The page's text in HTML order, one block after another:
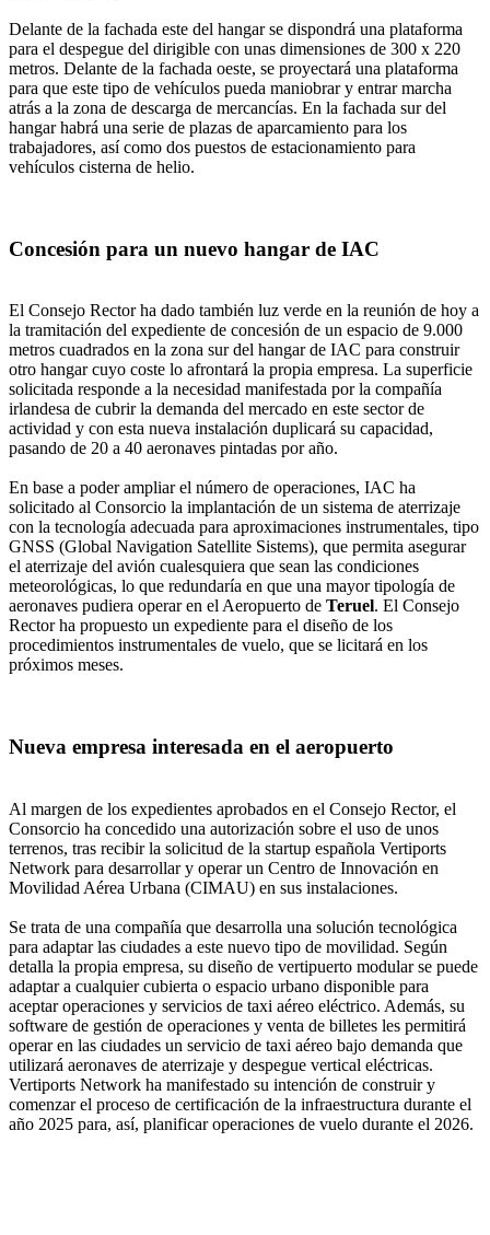
Delante de la fachada este del hangar se dispondrá una plataforma
para el despegue del dirigible con unas dimensiones de 300 x 220
metros. Delante de la fachada oeste, se proyectará una plataforma
para que este tipo de vehículos pueda maniobrar y entrar marcha
atrás a la zona de descarga de mercancías. En la fachada sur del
hangar habrá una serie de plazas de aparcamiento para los
trabajadores, así como dos puestos de estacionamiento para
vehículos cisterna de helio.
Concesión para un nuevo hangar de IAC
El Consejo Rector ha dado también luz verde en la reunión de hoy a
la tramitación del expediente de concesión de un espacio de 9.000
metros cuadrados en la zona sur del hangar de IAC para construir
otro hangar cuyo coste lo afrontará la propia empresa. La superficie
solicitada responde a la necesidad manifestada por la compañía
irlandesa de cubrir la demanda del mercado en este sector de
actividad y con esta nueva instalación duplicará su capacidad,
pasando de 20 a 40 aeronaves pintadas por año.
En base a poder ampliar el número de operaciones, IAC ha
solicitado al Consorcio la implantación de un sistema de aterrizaje
con la tecnología adecuada para aproximaciones instrumentales, tipo
GNSS (Global Navigation Satellite Sistems), que permita asegurar
el aterrizaje del avión cualesquiera que sean las condiciones
meteorológicas, lo que redundaría en que una mayor tipología de
aeronaves pudiera operar en el Aeropuerto de Teruel. El Consejo
Rector ha propuesto un expediente para el diseño de los
procedimientos instrumentales de vuelo, que se licitará en los
próximos meses.
Nueva empresa interesada en el aeropuerto
Al margen de los expedientes aprobados en el Consejo Rector, el
Consorcio ha concedido una autorización sobre el uso de unos
terrenos, tras recibir la solicitud de la startup española Vertiports
Network para desarrollar y operar un Centro de Innovación en
Movilidad Aérea Urbana (CIMAU) en sus instalaciones.
Se trata de una compañía que desarrolla una solución tecnológica
para adaptar las ciudades a este nuevo tipo de movilidad. Según
detalla la propia empresa, su diseño de vertipuerto modular se puede
adaptar a cualquier cubierta o espacio urbano disponible para
aceptar operaciones y servicios de taxi aéreo eléctrico. Además, su
software de gestión de operaciones y venta de billetes les permitirá
operar en las ciudades un servicio de taxi aéreo bajo demanda que
utilizará aeronaves de aterrizaje y despegue vertical eléctricas.
Vertiports Network ha manifestado su intención de construir y
comenzar el proceso de certificación de la infraestructura durante el
año 2025 para, así, planificar operaciones de vuelo durante el 2026.